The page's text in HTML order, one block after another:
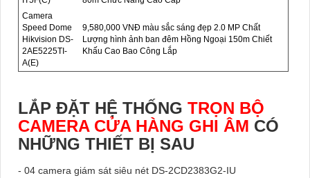
Camera
Speed Dome
Hikvision DS-
2AE5225TI-
A(E)
9,580,000 VNĐ màu sắc sáng đẹp 2.0 MP Chất
Lượng hình ảnh ban đêm Hồng Ngoại 150m Chiết
Khấu Cao Bao Công Lắp
LẮP ĐẶT HỆ THỐNG TRỌN BỘ
CAMERA CỬA HÀNG GHI ÂM CÓ
NHỮNG THIẾT BỊ SAU
- 04 camera giám sát siêu nét DS-2CD2383G2-IU